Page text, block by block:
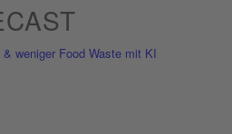
weniger Food Waste mit KI